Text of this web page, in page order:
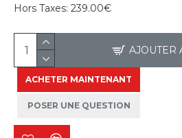
Hors Taxes: 239.00€
AJOUTER
ACHETER MAINTENANT
POSER UNE QUESTION